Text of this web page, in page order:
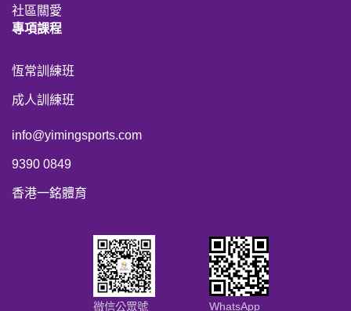
社區關愛
專項課程
恆常訓練班
成人訓練班
info@yimingsports.com
9390 0849
香港一銘體育
微信公眾號 WhatsApp